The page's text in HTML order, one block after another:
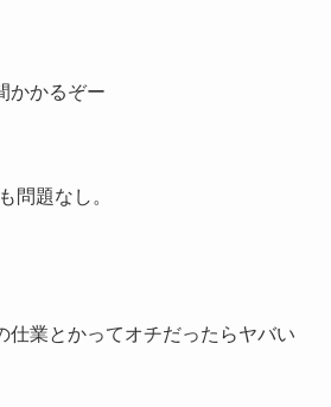
かかるぞー
問題なし。
仕業とかってオチだったらヤバい